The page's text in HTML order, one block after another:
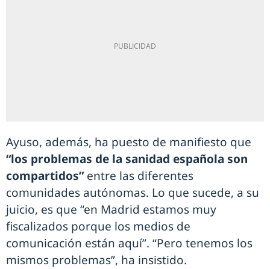
Ayuso, además, ha puesto de manifiesto que
“los problemas de la sanidad española son
compartidos” entre las diferentes
comunidades autónomas. Lo que sucede, a su
juicio, es que “en Madrid estamos muy
fiscalizados porque los medios de
comunicación están aquí”. “Pero tenemos los
mismos problemas”, ha insistido.